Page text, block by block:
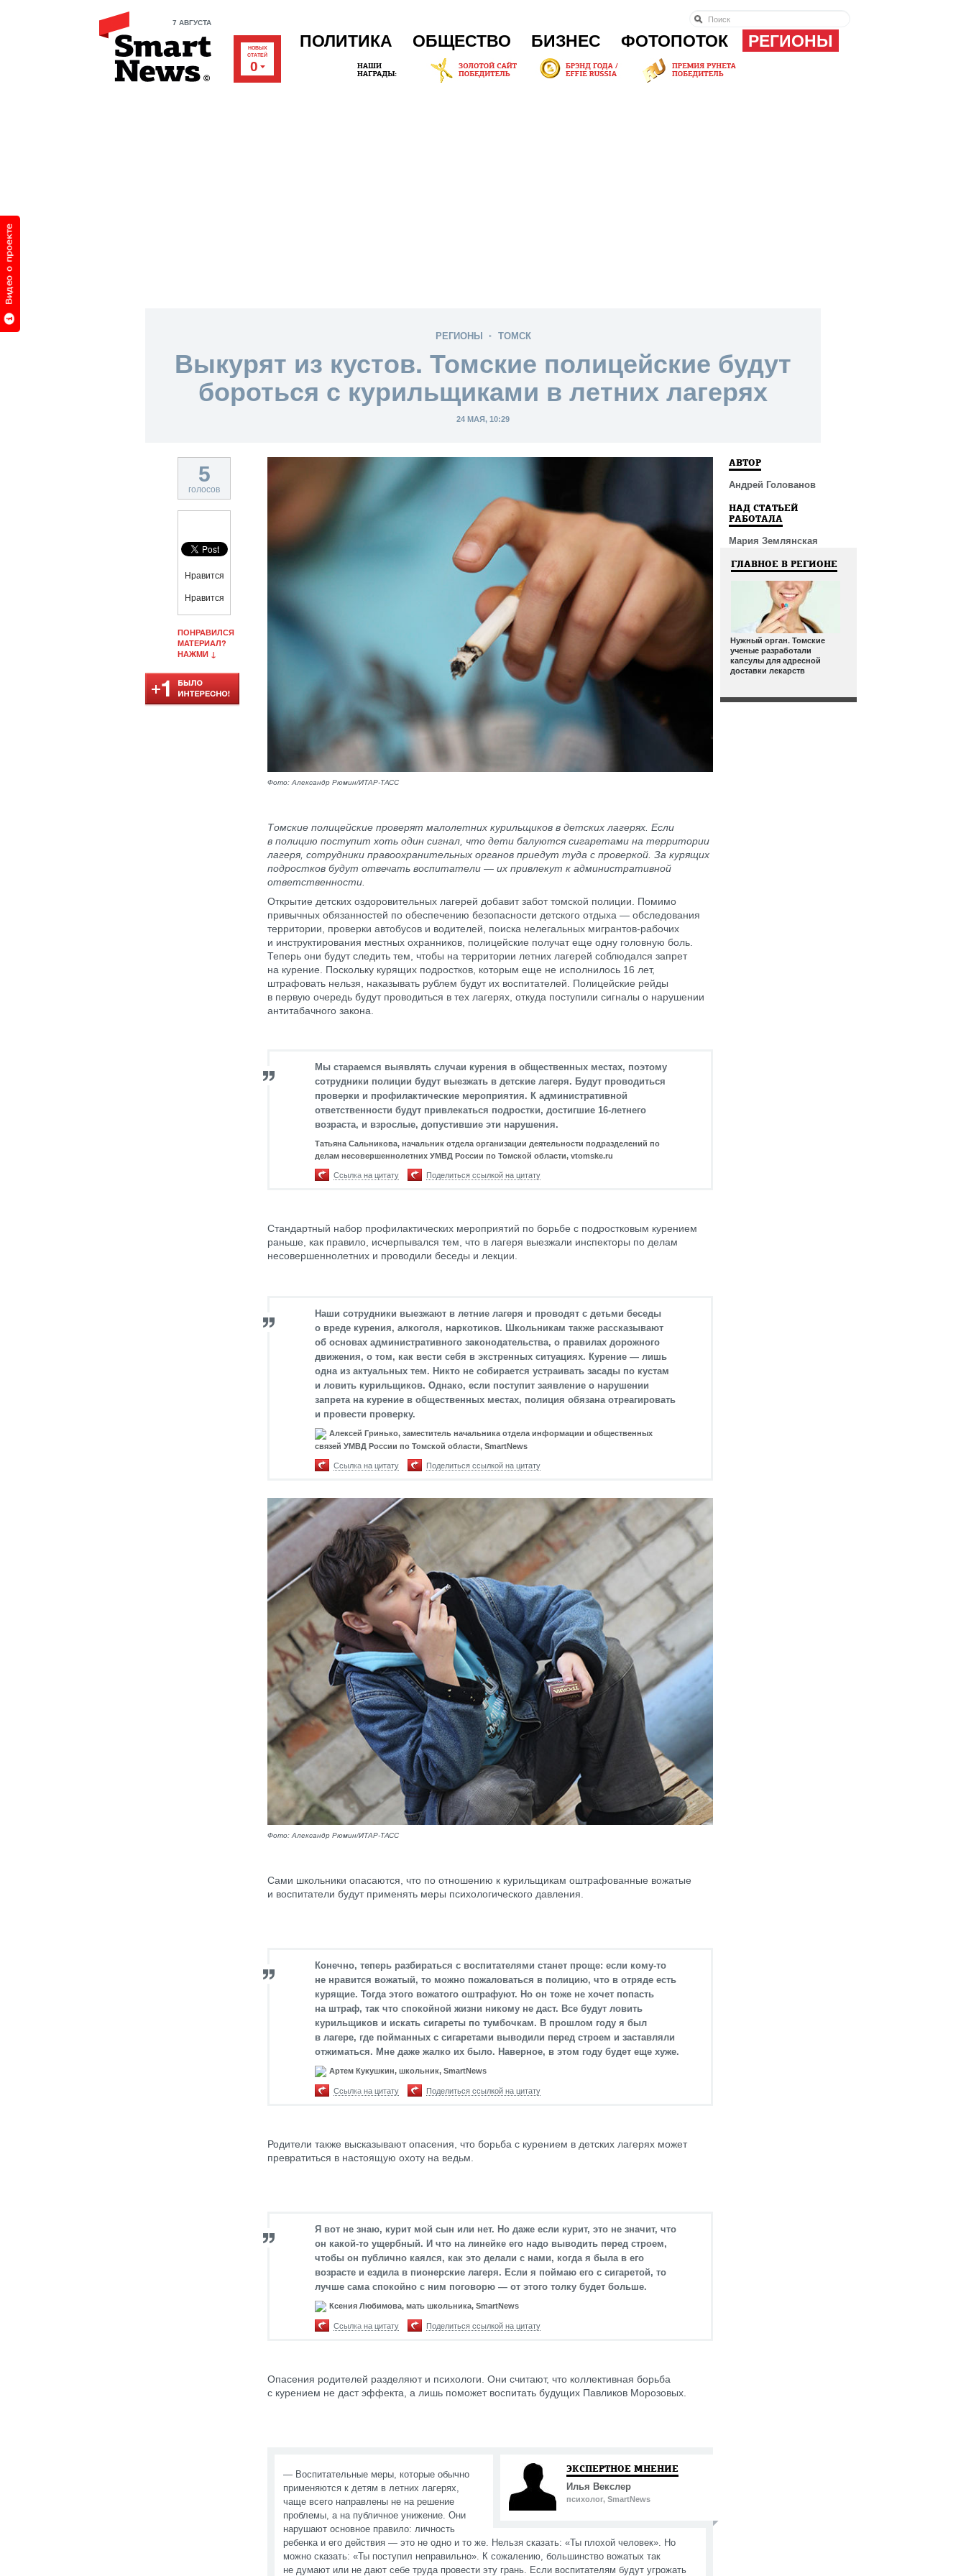
7 АВГУСТА
НОВЫХ
СТАТЕЙ
0
ПОЛИТИКА ОБЩЕСТВО БИЗНЕС ФОТОПОТОК РЕГИОНЫ
РЕГИОНЫ ТОМСК
Выкурят из кустов. Томские полицейские будут
бороться с курильщиками в летних лагерях
24 МАЯ, 10:29
5
голосов
Нравится
Нравится
ПОНРАВИЛСЯ
МАТЕРИАЛ?
НАЖМИ ↓
Фото: Александр Рюмин/ИТАР-ТАСС
Томские полицейские проверят малолетних курильщиков в детских лагерях. Если
в полицию поступит хоть один сигнал, что дети балуются сигаретами на территории
лагеря, сотрудники правоохранительных органов приедут туда с проверкой. За курящих
подростков будут отвечать воспитатели — их привлекут к административной
ответственности.
Открытие детских оздоровительных лагерей добавит забот томской полиции. Помимо
привычных обязанностей по обеспечению безопасности детского отдыха — обследования
территории, проверки автобусов и водителей, поиска нелегальных мигрантов-рабочих
и инструктирования местных охранников, полицейские получат еще одну головную боль.
Теперь они будут следить тем, чтобы на территории летних лагерей соблюдался запрет
на курение. Поскольку курящих подростков, которым еще не исполнилось 16 лет,
штрафовать нельзя, наказывать рублем будут их воспитателей. Полицейские рейды
в первую очередь будут проводиться в тех лагерях, откуда поступили сигналы о нарушении
антитабачного закона.
Мы стараемся выявлять случаи курения в общественных местах, поэтому
сотрудники полиции будут выезжать в детские лагеря. Будут проводиться
проверки и профилактические мероприятия. К административной
ответственности будут привлекаться подростки, достигшие 16-летнего
возраста, и взрослые, допустившие эти нарушения.
Татьяна Сальникова, начальник отдела организации деятельности подразделений по
делам несовершеннолетних УМВД России по Томской области, vtomske.ru
Ссылка на цитату Поделиться ссылкой на цитату
Стандартный набор профилактических мероприятий по борьбе с подростковым курением
раньше, как правило, исчерпывался тем, что в лагеря выезжали инспекторы по делам
несовершеннолетних и проводили беседы и лекции.
Наши сотрудники выезжают в летние лагеря и проводят с детьми беседы
о вреде курения, алкоголя, наркотиков. Школьникам также рассказывают
об основах административного законодательства, о правилах дорожного
движения, о том, как вести себя в экстренных ситуациях. Курение — лишь
одна из актуальных тем. Никто не собирается устраивать засады по кустам
и ловить курильщиков. Однако, если поступит заявление о нарушении
запрета на курение в общественных местах, полиция обязана отреагировать
и провести проверку.
Алексей Гринько, заместитель начальника отдела информации и общественных
связей УМВД России по Томской области, SmartNews
Ссылка на цитату Поделиться ссылкой на цитату
Фото: Александр Рюмин/ИТАР-ТАСС
Сами школьники опасаются, что по отношению к курильщикам оштрафованные вожатые
и воспитатели будут применять меры психологического давления.
Конечно, теперь разбираться с воспитателями станет проще: если кому-то
не нравится вожатый, то можно пожаловаться в полицию, что в отряде есть
курящие. Тогда этого вожатого оштрафуют. Но он тоже не хочет попасть
на штраф, так что спокойной жизни никому не даст. Все будут ловить
курильщиков и искать сигареты по тумбочкам. В прошлом году я был
в лагере, где пойманных с сигаретами выводили перед строем и заставляли
отжиматься. Мне даже жалко их было. Наверное, в этом году будет еще хуже.
Артем Кукушкин, школьник, SmartNews
Ссылка на цитату Поделиться ссылкой на цитату
Родители также высказывают опасения, что борьба с курением в детских лагерях может
превратиться в настоящую охоту на ведьм.
Я вот не знаю, курит мой сын или нет. Но даже если курит, это не значит, что
он какой-то ущербный. И что на линейке его надо выводить перед строем,
чтобы он публично каялся, как это делали с нами, когда я была в его
возрасте и ездила в пионерские лагеря. Если я поймаю его с сигаретой, то
лучше сама спокойно с ним поговорю — от этого толку будет больше.
Ксения Любимова, мать школьника, SmartNews
Ссылка на цитату Поделиться ссылкой на цитату
Опасения родителей разделяют и психологи. Они считают, что коллективная борьба
с курением не даст эффекта, а лишь поможет воспитать будущих Павликов Морозовых.
ЭКСПЕРТНОЕ МНЕНИЕ
Илья Векслер
психолог, SmartNews
— Воспитательные меры, которые обычно
применяются к детям в летних лагерях,
чаще всего направлены не на решение
проблемы, а на публичное унижение. Они
нарушают основное правило: личность
ребенка и его действия — это не одно и то же. Нельзя сказать: «Ты плохой человек». Но
можно сказать: «Ты поступил неправильно». К сожалению, большинство вожатых так
не думают или не дают себе труда провести эту грань. Если воспитателям будут угрожать
АВТОР
Андрей Голованов
НАД СТАТЬЕЙ
РАБОТАЛА
Мария Землянская
ГЛАВНОЕ В РЕГИОНЕ
Нужный орган. Томские
ученые разработали
капсулы для адресной
доставки лекарств